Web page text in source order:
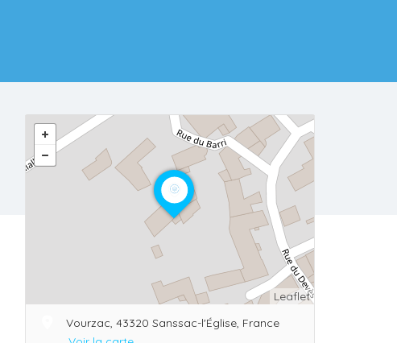
Leaflet
Vourzac, 43320 Sanssac-l'Église, France